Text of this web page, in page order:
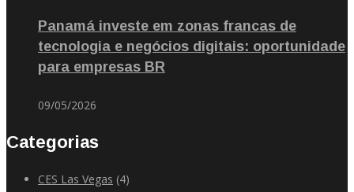
Panamá investe em zonas francas de
tecnologia e negócios digitais: oportunidade
para empresas BR
09/05/2026
Categorias
CES Las Vegas (4)